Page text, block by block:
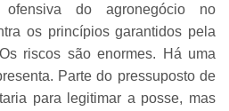
do agronegócio no
os princípios garantidos pela
riscos são enormes. Há uma
Parte do pressuposto de
para legitimar a posse, mas